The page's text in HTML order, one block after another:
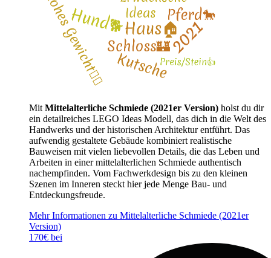
Mit Mittelalterliche Schmiede (2021er Version) holst du dir
ein detailreiches LEGO Ideas Modell, das dich in die Welt des
Handwerks und der historischen Architektur entführt. Das
aufwendig gestaltete Gebäude kombiniert realistische
Bauweisen mit vielen liebevollen Details, die das Leben und
Arbeiten in einer mittelalterlichen Schmiede authentisch
nachempfinden. Vom Fachwerkdesign bis zu den kleinen
Szenen im Inneren steckt hier jede Menge Bau- und
Entdeckungsfreude.
Mehr Informationen zu Mittelalterliche Schmiede (2021er
Version)
170€ bei